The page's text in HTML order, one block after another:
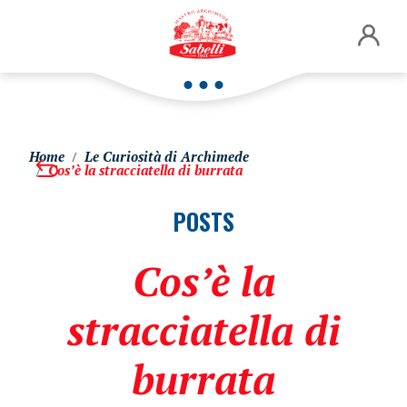
Home Le Curiosità di Archimede
Cos’è la stracciatella di burrata
POSTS
Cos’è la
stracciatella di
burrata